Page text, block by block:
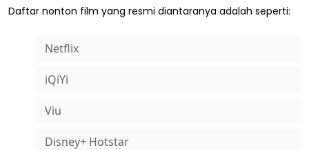
Daftar nonton film yang resmi diantaranya adalah seperti:
Netflix
iQiYi
Viu
Disney+ Hotstar